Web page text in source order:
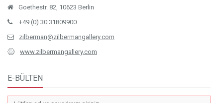
Goethestr. 82, 10623 Berlin
+49 (0) 30 31809900
zilberman@zilbermangallery.com
www.zilbermangallery.com
E-BÜLTEN